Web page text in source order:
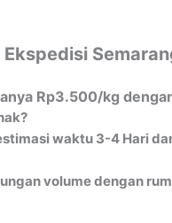
Rp3.500/kg
waktu 3-4 Hari
volume dengan